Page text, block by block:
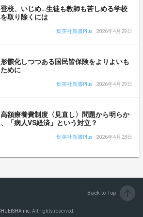
校、いじめ…生徒も教師も苦しめる学校
取り除くには
集英社新書Plus 2026年4月29日
形骸化しつつある国民皆保険をよりよいも
めに
集英社新書Plus 2026年4月29日
高額療養費制度〈見直し〉問題から明らか
「病人VS経済」という対立？
集英社新書Plus 2026年4月28日
Back to Top
inc. All rights reserved.